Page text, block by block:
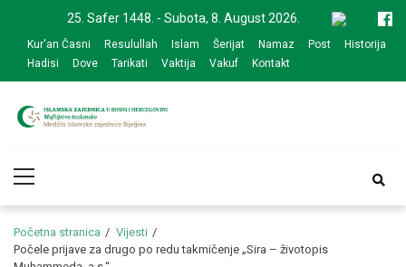
navigation
content
25. Safer 1448. - Subota, 8. August 2026.
Kur'an Časni Resulullah Islam Šerijat Namaz Post
Historija
Hadisi
Dove Tarikati Vaktija Vakuf Kontakt
zajednice Bijeljina
Menu
Početna stranica
Vijesti
Počele prijave za drugo po redu takmičenje „Sira – životopis